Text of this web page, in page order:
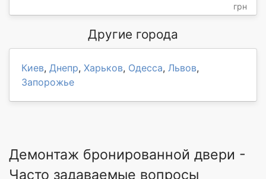
грн
Другие города
Киев, Днепр, Харьков, Одесса, Львов,
Запорожье
Демонтаж бронированной двери -
Часто задаваемые вопросы